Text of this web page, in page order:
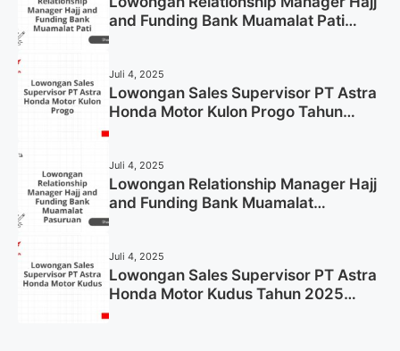
and Funding Bank Muamalat Pati
Juli 4, 2025
Lowongan Sales Supervisor PT Astra
Honda Motor Kulon Progo Tahun
Juli 4, 2025
Lowongan Relationship Manager Hajj
and Funding Bank Muamalat
Juli 4, 2025
Lowongan Sales Supervisor PT Astra
Honda Motor Kudus Tahun 2025